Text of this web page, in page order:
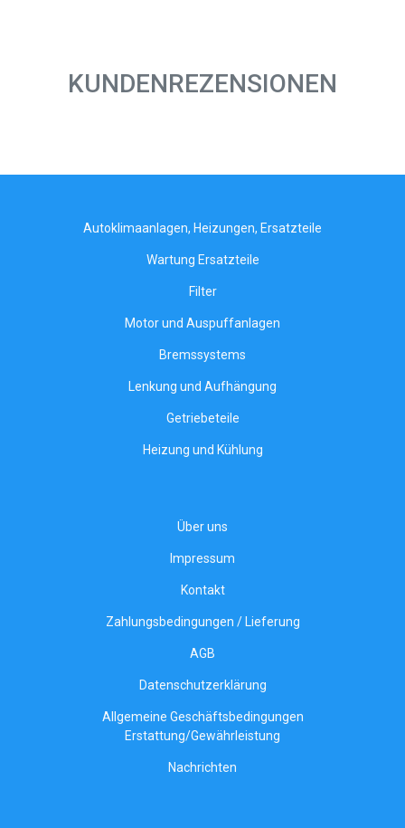
KUNDENREZENSIONEN
Autoklimaanlagen, Heizungen, Ersatzteile
Wartung Ersatzteile
Filter
Motor und Auspuffanlagen
Bremssystems
Lenkung und Aufhängung
Getriebeteile
Heizung und Kühlung
Über uns
Impressum
Kontakt
Zahlungsbedingungen / Lieferung
AGB
Datenschutzerklärung
Allgemeine Geschäftsbedingungen
Erstattung/Gewährleistung
Nachrichten